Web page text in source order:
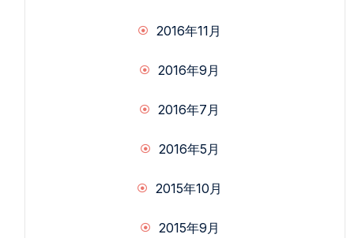
2016年11月
2016年9月
2016年7月
2016年5月
2015年10月
2015年9月